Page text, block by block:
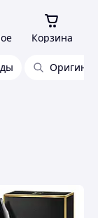
Корзина